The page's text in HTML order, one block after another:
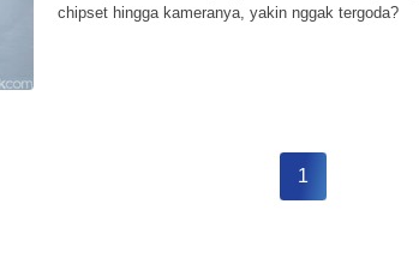
chipset hingga kameranya, yakin nggak tergoda?
1